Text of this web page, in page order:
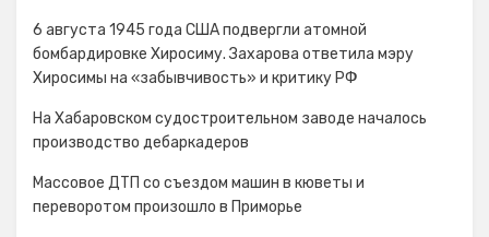
6 августа 1945 года США подвергли атомной
бомбардировке Хиросиму. Захарова ответила мэру
Хиросимы на «забывчивость» и критику РФ
На Хабаровском судостроительном заводе началось
производство дебаркадеров
Массовое ДТП со съездом машин в кюветы и
переворотом произошло в Приморье